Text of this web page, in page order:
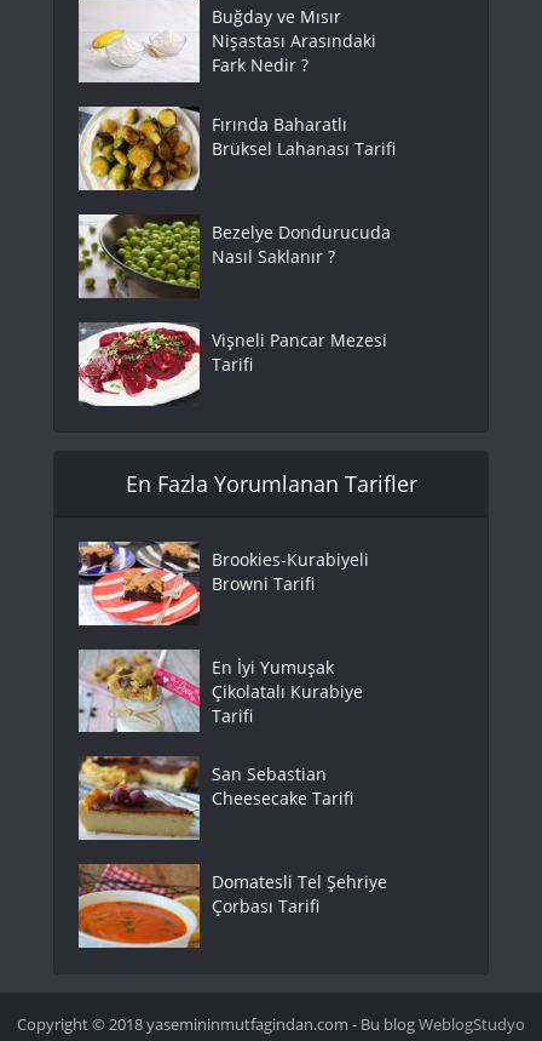
Buğday ve Mısır
Nişastası Arasındaki
Fark Nedir ?
Fırında Baharatlı
Brüksel Lahanası Tarifi
Bezelye Dondurucuda
Nasıl Saklanır ?
Vişneli Pancar Mezesi
Tarifi
En Fazla Yorumlanan Tarifler
Brookies-Kurabiyeli
Browni Tarifi
En İyi Yumuşak
Çikolatalı Kurabiye
Tarifi
San Sebastian
Cheesecake Tarifi
Domatesli Tel Şehriye
Çorbası Tarifi
Copyright © 2018 yasemininmutfagindan.com - Bu blogWeblogStudyo